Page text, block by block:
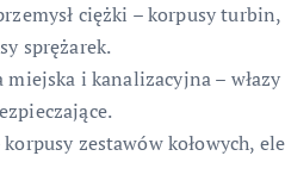
ciężki – korpusy
sprężarek.
i kanalizacyjna –
zestawów kołowych,